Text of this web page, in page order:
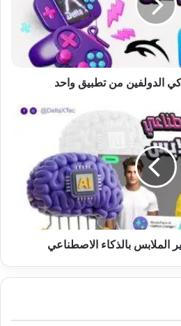
الدولفين من تطبيق واحد
الملابس بالذكاء الاصطناعي